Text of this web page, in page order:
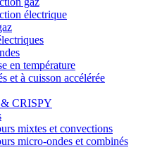
électrique
en température
et à cuisson accélérée
CRISPY
mixtes et convections
micro-ondes et combinés